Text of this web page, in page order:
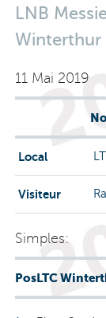
LNB
Winterthur
11 Mai 2019
Local
Visiteur
Simples:
PosLTC